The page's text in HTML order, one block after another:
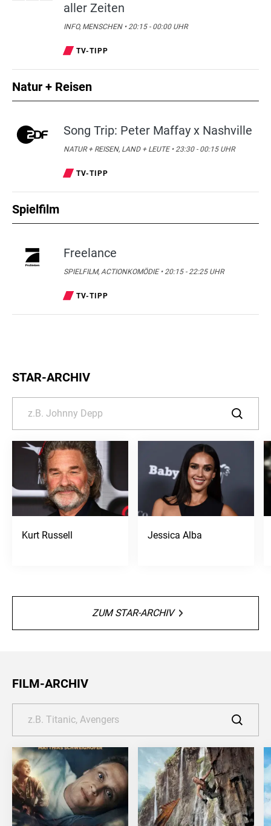
aller Zeiten
INFO, MENSCHEN • 20:15 - 00:00 UHR
TV-TIPP
Natur + Reisen
Song Trip: Peter Maffay x Nashville
NATUR + REISEN, LAND + LEUTE • 23:30 - 00:15 UHR
TV-TIPP
Spielfilm
Freelance
SPIELFILM, ACTIONKOMÖDIE • 20:15 - 22:25 UHR
TV-TIPP
STAR-ARCHIV
Kurt Russell Jessica Alba
ZUM STAR-ARCHIV
FILM-ARCHIV